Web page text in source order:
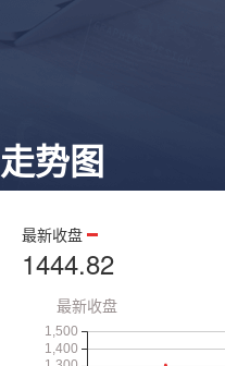
走势图
最新收盘
1444.82